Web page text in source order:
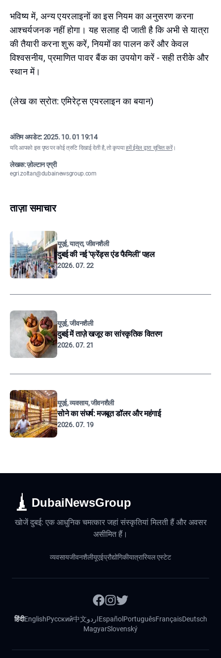
भविष्य में, अन्य एयरलाइनों का इस नियम का अनुसरण करना
आश्चर्यजनक नहीं होगा। यह सलाह दी जाती है कि अभी से यात्रा
की तैयारी करना शुरू करें, नियमों का पालन करें और केवल
विश्वसनीय, प्रमाणित पावर बैंक का उपयोग करें - सही तरीके और
स्थान में।
(लेख का स्रोत: एमिरेट्स एयरलाइन का बयान)
अंतिम अपडेट:2025. 10. 01 19:14
यदि आपको इस पृष्ठ पर कोई त्रुटि दिखाई देती है, तो कृपयाहमें ईमेल द्वारा सूचित करें।
लेखक: ज़ोल्टान एग्री
egri.zoltan@dubainewsgroup.com
ताज़ा समाचार
यूएई, यात्रा, जीवनशैली
दुबई की नई 'फ्रेंड्स एंड फैमिली' पहल
2026. 07. 22
यूएई, जीवनशैली
दुबई में ताज़े खजूर का सांस्कृतिक वितरण
2026. 07. 21
यूएई, व्यवसाय, जीवनशैली
सोने का संघर्ष: मजबूत डॉलर और महंगाई
2026. 07. 19
DubaiNewsGroup
खोजें दुबई: एक आधुनिक चमत्कार जहां संस्कृतियां मिलती हैं और अवसर
असीमित हैं।
व्यवसायजीवनशैलीयूएईप्रौद्योगिकीयात्रारियल एस्टेट
हिंदीEnglishРусский中文اردوEspañol PortuguêsFrançaisDeutsch
MagyarSlovenský